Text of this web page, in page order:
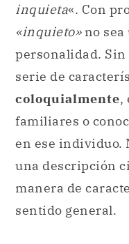
inquieta«. Con
«inquieto»no sea
personalidad. Sin
serie de
coloquialmente,
familiares o
en ese individuo.
una descripción
manera de
sentido general.